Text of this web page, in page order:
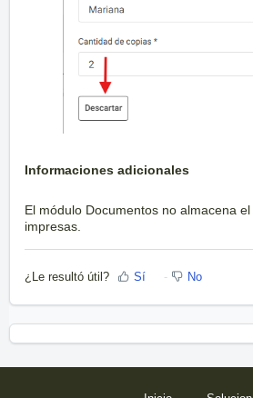
Informaciones adicionales
El módulo Documentos no almacena
impresas.
¿Le resultó útil? Sí No